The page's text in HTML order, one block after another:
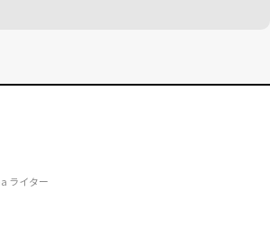
ライター